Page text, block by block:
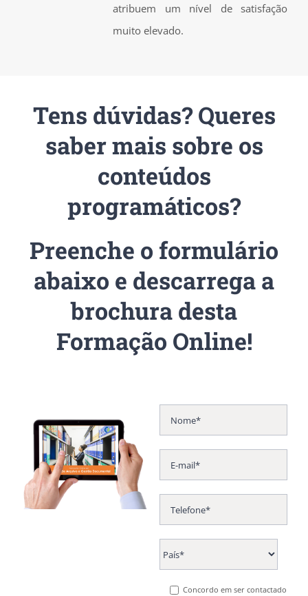
atribuem um nível de satisfação
muito elevado.
Tens dúvidas? Queres
saber mais sobre os
conteúdos
programáticos?
Preenche o formulário
abaixo e descarrega a
brochura desta
Formação Online!
Concordo em ser contactado